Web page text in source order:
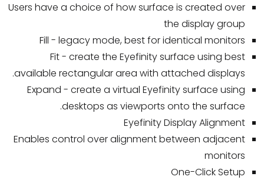
Users have a choice of how surface is created over
the display group
Fill - legacy mode, best for identical monitors
Fit - create the Eyefinity surface using best
available rectangular area with attached displays.
Expand - create a virtual Eyefinity surface using
desktops as viewports onto the surface.
Eyefinity Display Alignment
Enables control over alignment between adjacent
monitors
One-Click Setup